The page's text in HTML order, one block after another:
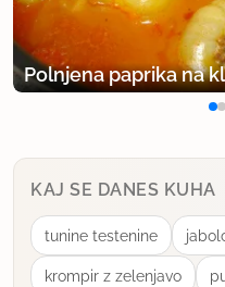
Polnjena paprika na
KAJ SE DANES KUHA
tunine testenine
krompir z zelenjavo